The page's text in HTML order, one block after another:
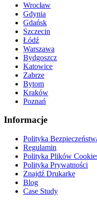
Wrocław
Gdynia
Gdańsk
Szczecin
Łódź
Warszawa
Bydgoszcz
Katowice
Zabrze
Bytom
Kraków
Poznań
Informacje
Polityka
Regulamin
Polityka Plików
Polityka Prywatności
Znajdź Drukarkę
Blog
Case Study